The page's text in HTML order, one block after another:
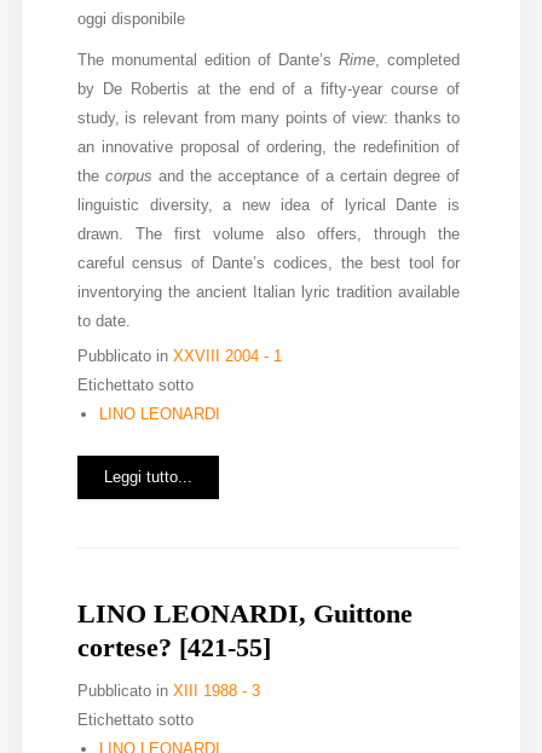
oggi disponibile
The monumental edition of Dante’sRime, completed
by De Robertis at the end of a fifty-year course of
study, is relevant from many points of view: thanks to
an innovative proposal of ordering, the redefinition of
thecorpusand the acceptance of a certain degree of
linguistic diversity, a new idea of lyrical Dante is
drawn. The first volume also offers, through the
careful census of Dante’s codices, the best tool for
inventorying the ancient Italian lyric tradition available
to date.
Pubblicato in XXVIII 2004 - 1
Etichettato sotto
LINO LEONARDI
Leggi tutto...
LINO LEONARDI, Guittone
cortese? [421-55]
Pubblicato in XIII 1988 - 3
Etichettato sotto
LINO LEONARDI